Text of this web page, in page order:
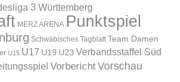
3 Württemberg
MERZ ARENA Punktspiel
Schwäbisches Tagblatt Team Damen
U15 U17 U19 U23 Verbandsstaffel Süd
VorberichtVorschau